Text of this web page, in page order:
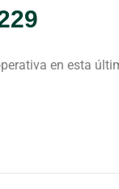
en esta